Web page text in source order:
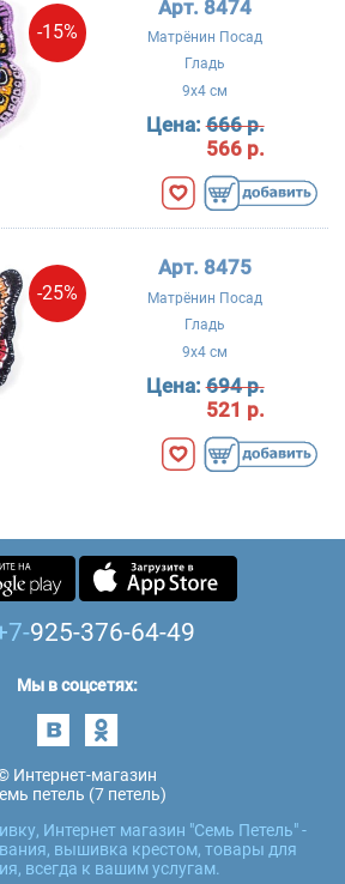
-15%
Арт. 8474
Матрёнин Посад
Гладь
9x4 см
Цена:666 р.
566 р.
-25%
Арт. 8475
Матрёнин Посад
Гладь
9x4 см
Цена:694 р.
521 р.
925-376-64-49
Мы в соцсетях:
Интернет-магазин
петель (7 петель)
Интернет магазин "Семь Петель" -
вышивка крестом, товары для
всегда к вашим услугам.